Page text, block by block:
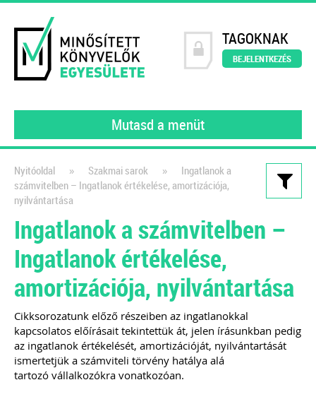
TAGOKNAK
BEJELENTKEZÉS
Mutasd a menüt
Kiadványaink
Könyvelői szerződésminta
digitalizált környezetben
A számlakép digitalizálásától a
feldolgozáson át a digitális
bizonylatok archiválásáig
2022
Új és rendhagyó könyvelői feladat és
felelősség a digitális bizonylatok online
rendszerekben történő kezelése.
Nyitóoldal » Szakmai sarok »
Ingatlanok a
számvitelben – Ingatlanok értékelése, amortizációja,
nyilvántartása
Ingatlanok a számvitelben –
Ingatlanok értékelése,
amortizációja, nyilvántartása
Cikksorozatunk előző részeiben az ingatlanokkal
kapcsolatos előírásait tekintettük át, jelen írásunkban pedig
az ingatlanok értékelését, amortizációját, nyilvántartását
ismertetjük a számviteli törvény hatálya alá
tartozó vállalkozókra vonatkozóan.